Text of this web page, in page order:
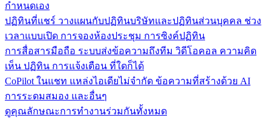
กำหนดเอง
ปฏิทินที่แชร์ วางแผนกับปฏิทินบริษัทและปฏิทินส่วนบุคคล ช่วง
เวลาแบบเปิด การจองห้องประชุม การซิงค์ปฏิทิน
การสื่อสารมือถือ ระบบส่งข้อความถึงทีม วิดีโอคอล ความคิด
เห็น ปฏิทิน การแจ้งเตือน ที่ใดก็ได้
CoPilot ในแชท แหล่งไอเดียไม่จำกัด ข้อความที่สร้างด้วย AI
การระดมสมอง และอื่นๆ
ดูคุณลักษณะการทำงานร่วมกันทั้งหมด